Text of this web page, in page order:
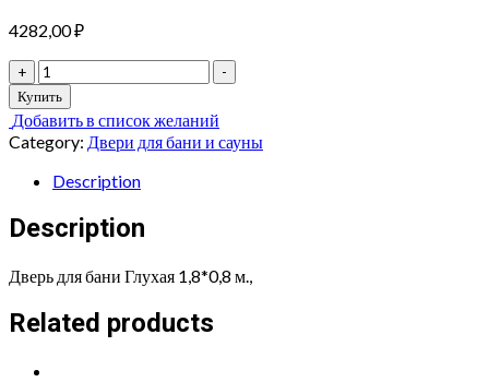
4282,00₽
+
Дверь
для
бани
Глухая
1,8*0,8
м.,
-
Купить
Добавить в список желаний
Category: Двери для бани и сауны
Description
Description
Дверь для бани Глухая 1,8*0,8 м.,
Related products